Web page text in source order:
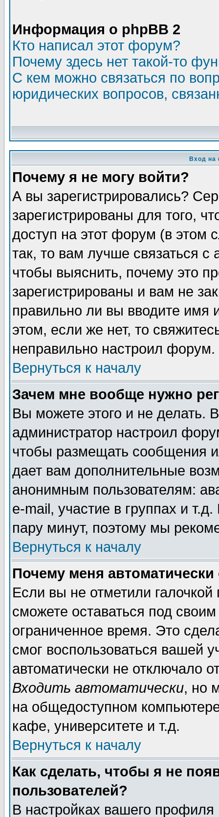
Информация о phpBB 2
Кто написал этот форум?
Почему здесь нет такой-то
С кем можно связаться по
юридических вопросов,
Вход на
Почему я не могу войти?
А вы зарегистрировались?
зарегистрированы для того,
доступ на этот форум (в этом
так, то вам лучше связаться
чтобы выяснить, почему это
зарегистрированы и вам не
правильно ли вы вводите
этом, если же нет, то
неправильно настроил форум.
Вернуться к началу
Зачем мне вообще нужно
Вы можете этого и не делать.
администратор настроил
чтобы размещать сообщения
дает вам дополнительные
анонимным пользователям:
e-mail, участие в группах и
пару минут, поэтому мы
Вернуться к началу
Почему меня автоматически
Если вы не отметили галочкой
сможете оставаться под
ограниченное время. Это
смог воспользоваться вашей
автоматически не отключало
Входить автоматически, но
на общедоступном
кафе, университете и т.д.
Вернуться к началу
Как сделать, чтобы я не
пользователей?
В настройках вашего